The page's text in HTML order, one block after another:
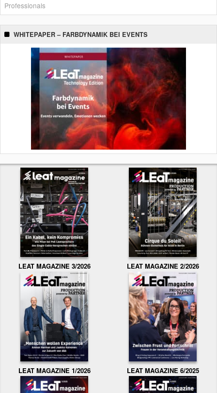
Professionals
WHITEPAPER – FARBDYNAMIK BEI EVENTS
LEAT MAGAZINE 3/2026 LEAT MAGAZINE 2/2026
LEAT MAGAZINE 1/2026 LEAT MAGAZINE 6/2025